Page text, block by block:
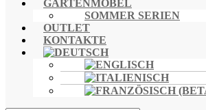
GARTENMÖBEL
SOMMER SERIEN
OUTLET
KONTAKTE